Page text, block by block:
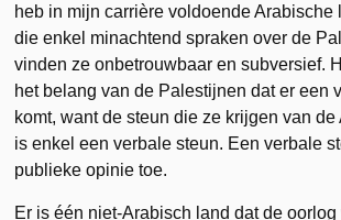
heb in mijn carrière voldoende Arabische
die enkel minachtend spraken over de
vinden ze onbetrouwbaar en subversief.
het belang van de Palestijnen dat er een
komt, want de steun die ze krijgen van
is enkel een verbale steun. Een verbale
publieke opinie toe.
Er is één niet-Arabisch land dat de